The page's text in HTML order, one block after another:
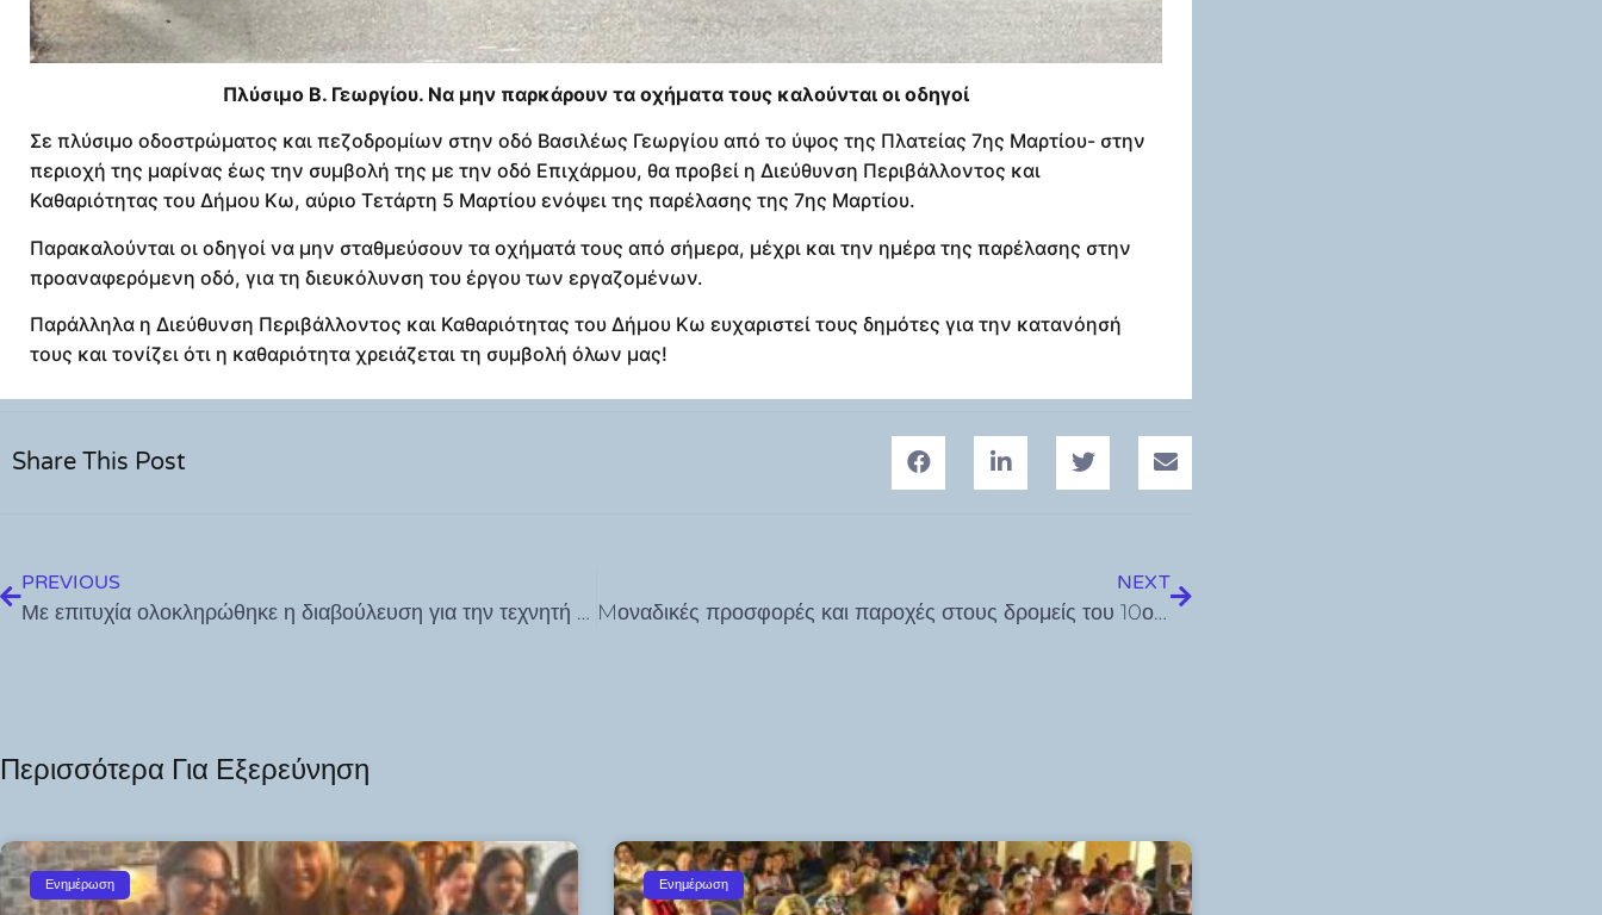
Πλύσιμο Β. Γεωργίου. Να μην παρκάρουν τα οχήματα τους καλούνται οι οδηγοί
Σε πλύσιμο οδοστρώματος και πεζοδρομίων στην οδό Βασιλέως Γεωργίου από το ύψος της Πλατείας 7ης Μαρτίου- στην
περιοχή της μαρίνας έως την συμβολή της με την οδό Επιχάρμου, θα προβεί η Διεύθυνση Περιβάλλοντος και
Καθαριότητας του Δήμου Κω, αύριο Τετάρτη 5 Μαρτίου ενόψει της παρέλασης της 7ης Μαρτίου.
Παρακαλούνται οι οδηγοί να μην σταθμεύσουν τα οχήματά τους από σήμερα, μέχρι και την ημέρα της παρέλασης στην
προαναφερόμενη οδό, για τη διευκόλυνση του έργου των εργαζομένων.
Παράλληλα η Διεύθυνση Περιβάλλοντος και Καθαριότητας του Δήμου Κω ευχαριστεί τους δημότες για την κατανόησή
τους και τονίζει ότι η καθαριότητα χρειάζεται τη συμβολή όλων μας!
Share This Post
PREVIOUS
Με επιτυχία ολοκληρώθηκε η διαβούλευση για την τεχνητή νοημοσύνη στην εκπαίδευση στην Κω
NEXT
Mοναδικές προσφορές και παροχές στους δρομείς του 10ου TUI Rhodes Marathon
Περισσότερα Για Εξερεύνηση
Ενημέρωση Ενημέρωση